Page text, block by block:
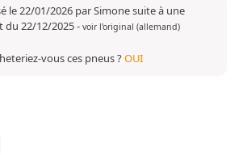
le 22/01/2026 par Simone suite à une
du 22/12/2025- voir l'original (allemand)
vous ces pneus ?OUI